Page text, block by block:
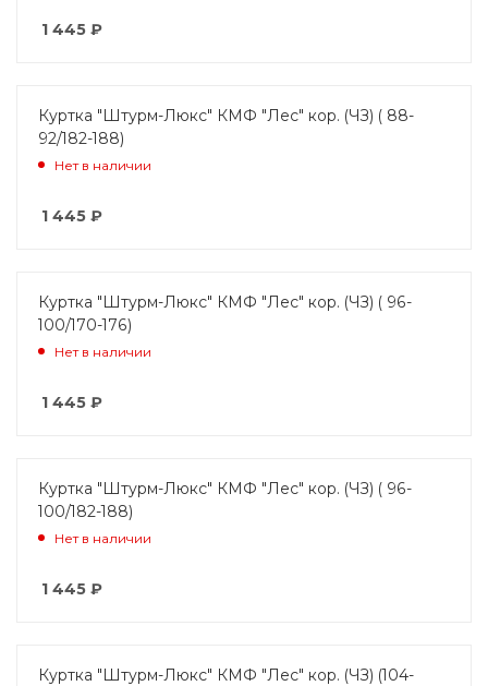
1 445 ₽
Куртка "Штурм-Люкс" КМФ "Лес" кор. (ЧЗ) ( 88-
92/182-188)
Нет в наличии
1 445 ₽
Куртка "Штурм-Люкс" КМФ "Лес" кор. (ЧЗ) ( 96-
100/170-176)
Нет в наличии
1 445 ₽
Куртка "Штурм-Люкс" КМФ "Лес" кор. (ЧЗ) ( 96-
100/182-188)
Нет в наличии
1 445 ₽
Куртка "Штурм-Люкс" КМФ "Лес" кор. (ЧЗ) (104-